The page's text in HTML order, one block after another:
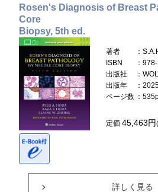
Rosen's Diagnosis of Breast
Core
Biopsy, 5th ed.
著者
：
ISBN
：
出版社
：
出版年
：
ページ数 ：
定価45,463円
詳しく見る